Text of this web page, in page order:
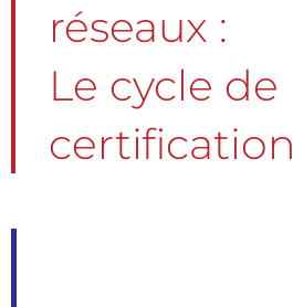
réseaux :
Le cycle de
certification